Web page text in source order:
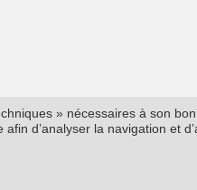
» nécessaires à son
afin d’analyser la navigation et